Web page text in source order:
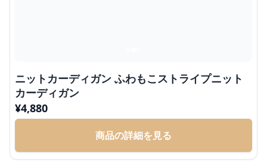
ニットカーディガン ふわもこストライプニット
カーディガン
¥4,880
商品の詳細を見る